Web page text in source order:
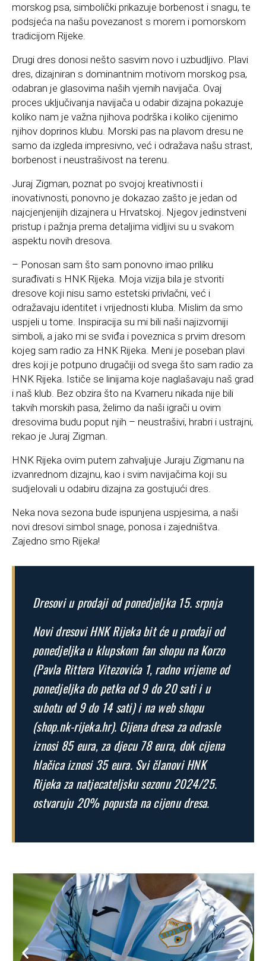
morskog psa, simbolički prikazuje borbenost i snagu, te
podsjeća na našu povezanost s morem i pomorskom
tradicijom Rijeke.
Drugi dres donosi nešto sasvim novo i uzbudljivo. Plavi
dres, dizajniran s dominantnim motivom morskog psa,
odabran je glasovima naših vjernih navijača. Ovaj
proces uključivanja navijača u odabir dizajna pokazuje
koliko nam je važna njihova podrška i koliko cijenimo
njihov doprinos klubu. Morski pas na plavom dresu ne
samo da izgleda impresivno, već i odražava našu strast,
borbenost i neustrašivost na terenu.
Juraj Zigman, poznat po svojoj kreativnosti i
inovativnosti, ponovno je dokazao zašto je jedan od
najcjenjenijih dizajnera u Hrvatskoj. Njegov jedinstveni
pristup i pažnja prema detaljima vidljivi su u svakom
aspektu novih dresova.
– Ponosan sam što sam ponovno imao priliku
surađivati s HNK Rijeka. Moja vizija bila je stvoriti
dresove koji nisu samo estetski privlačni, već i
odražavaju identitet i vrijednosti kluba. Mislim da smo
uspjeli u tome. Inspiracija su mi bili naši najizvorniji
simboli, a jako mi se sviđa i poveznica s prvim dresom
kojeg sam radio za HNK Rijeka. Meni je poseban plavi
dres koji je potpuno drugačiji od svega što sam radio za
HNK Rijeka. Ističe se linijama koje naglašavaju naš grad
i naš klub. Bez obzira što na Kvarneru nikada nije bili
takvih morskih pasa, želimo da naši igrači u ovim
dresovima budu poput njih – neustrašivi, hrabri i ustrajni,
rekao je Juraj Zigman.
HNK Rijeka ovim putem zahvaljuje Juraju Zigmanu na
izvanrednom dizajnu, kao i svim navijačima koji su
sudjelovali u odabiru dizajna za gostujući dres.
Neka nova sezona bude ispunjena uspjesima, a naši
novi dresovi simbol snage, ponosa i zajedništva.
Zajedno smo Rijeka!
Dresovi u prodaji od ponedjeljka 15. srpnja
Novi dresovi HNK Rijeka bit će u prodaji od
ponedjeljka u klupskom fan shopu na Korzo
(Pavla Rittera Vitezovića 1, radno vrijeme od
ponedjeljka do petka od 9 do 20 sati i u
subotu od 9 do 14 sati) i na web shopu
(shop.nk-rijeka.hr). Cijena dresa za odrasle
iznosi 85 eura, za djecu 78 eura, dok cijena
hlačica iznosi 35 eura. Svi članovi HNK
Rijeka za natjecateljsku sezonu 2024/25.
ostvaruju 20% popusta na cijenu dresa.